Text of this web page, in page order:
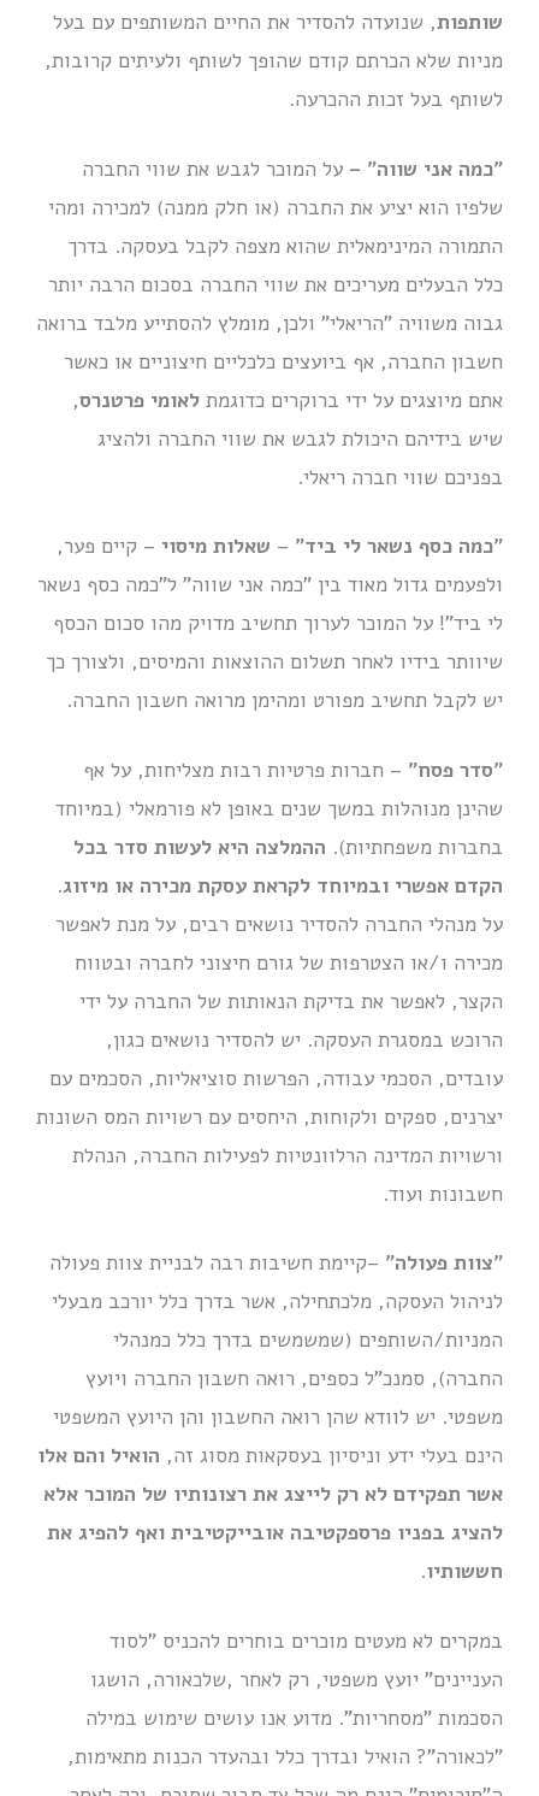
שותפות, שנועדה להסדיר את החיים המשותפים עם בעל
מניות שלא הכרתם קודם שהופך לשותף ולעיתים קרובות,
לשותף בעל זכות ההכרעה.
"כמה אני שווה" – על המוכר לגבש את שווי החברה
שלפיו הוא יציע את החברה (או חלק ממנה) למכירה ומהי
התמורה המינימאלית שהוא מצפה לקבל בעסקה. בדרך
כלל הבעלים מעריכים את שווי החברה בסכום הרבה יותר
גבוה משוויה "הריאלי" ולכן, מומלץ להסתייע מלבד ברואה
חשבון החברה, אף ביועצים כלכליים חיצוניים או כאשר
אתם מיוצגים על ידי ברוקרים כדוגמת לאומי פרטנרס,
שיש בידיהם היכולת לגבש את שווי החברה ולהציג
בפניכם שווי חברה ריאלי.
"כמה כסף נשאר לי ביד" – שאלות מיסוי – קיים פער,
ולפעמים גדול מאוד בין "כמה אני שווה" ל"כמה כסף נשאר
לי ביד"! על המוכר לערוך תחשיב מדויק מהו סכום הכסף
שיוותר בידיו לאחר תשלום ההוצאות והמיסים, ולצורך כך
יש לקבל תחשיב מפורט ומהימן מרואה חשבון החברה.
"סדר פסח" – חברות פרטיות רבות מצליחות, על אף
שהינן מנוהלות במשך שנים באופן לא פורמאלי (במיוחד
בחברות משפחתיות). ההמלצה היא לעשות סדר בכל
הקדם אפשרי ובמיוחד לקראת עסקת מכירה או מיזוג.
על מנהלי החברה להסדיר נושאים רבים, על מנת לאפשר
מכירה ו/או הצטרפות של גורם חיצוני לחברה ובטווח
הקצר, לאפשר את בדיקת הנאותות של החברה על ידי
הרוכש במסגרת העסקה. יש להסדיר נושאים כגון,
עובדים, הסכמי עבודה, הפרשות סוציאליות, הסכמים עם
יצרנים, ספקים ולקוחות, היחסים עם רשויות המס השונות
ורשויות המדינה הרלוונטיות לפעילות החברה, הנהלת
חשבונות ועוד.
"צוות פעולה" –קיימת חשיבות רבה לבניית צוות פעולה
לניהול העסקה, מלכתחילה, אשר בדרך כלל יורכב מבעלי
המניות/השותפים (שמשמשים בדרך כלל כמנהלי
החברה), סמנכ"ל כספים, רואה חשבון החברה ויועץ
משפטי. יש לוודא שהן רואה החשבון והן היועץ המשפטי
הינם בעלי ידע וניסיון בעסקאות מסוג זה, הואיל והם אלו
אשר תפקידם לא רק לייצג את רצונותיו של המוכר אלא
להציג בפניו פרספקטיבה אובייקטיבית ואף להפיג את
חששותיו.
במקרים לא מעטים מוכרים בוחרים להכניס "לסוד
העניינים" יועץ משפטי, רק לאחר ,שלכאורה, הושגו
הסכמות "מסחריות". מדוע אנו עושים שימוש במילה
"לכאורה"? הואיל ובדרך כלל ובהעדר הכנות מתאימות,